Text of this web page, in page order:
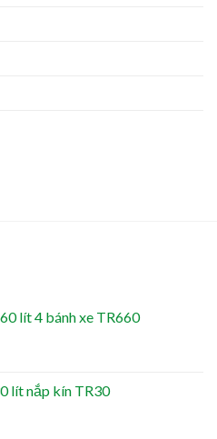
lít 4 bánh xe TR660
lít nắp kín TR30